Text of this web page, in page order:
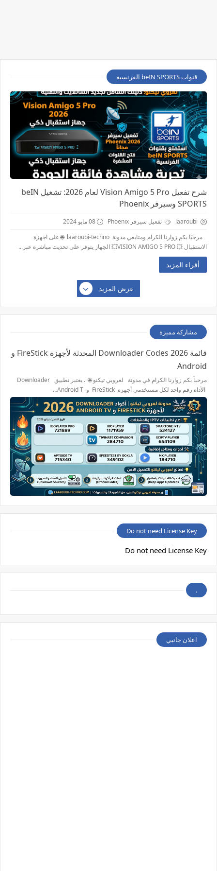
قنوات beIN SPORTS الفرنسية
شرح تفعيل Vision Amigo 5 Pro لعام 2026: تشغيل beIN
SPORTS وسيرفر Phoenix
laaroubi تفعيل سيرفر Phoenix
08 مايو 2024
مرحبًا بكم زوارنا الكرام ومتابعي مدونة laaroubi-techno 🌐 على اجهزة
الاستقبال 💥 VISION AMIGO 5 PRO💥 الجهاز يتوفر على تحديت مباشرة عبر...
أقراء المزيد
عرض المزيد
مشاركة مميزة
قائمة 2026 Downloader Codes المحدثة لأجهزة FireStick و
Android
مرحباً بكم زوارنا الكرام في مدونة لعروبي تيكنو 🌐 . يعتبر تطبيق Downloader
الأداة رقم واحد لكل مستخدمي أجهزة FireStick و Android T…
Do not need License Key
Do not need License Key
.
اعلان جانبي